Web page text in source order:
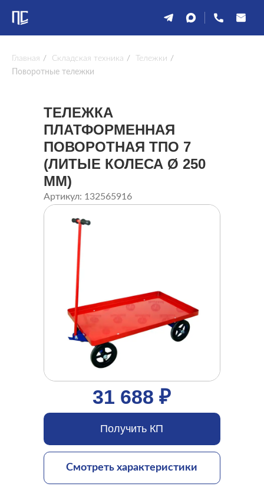
Главная / Складская техника / Тележки /
Поворотные тележки
ТЕЛЕЖКА
ПЛАТФОРМЕННАЯ
ПОВОРОТНАЯ ТПО 7
(ЛИТЫЕ КОЛЕСА Ø 250
ММ)
Артикул: 132565916
31 688 ₽
Смотреть характеристики
Получить КП